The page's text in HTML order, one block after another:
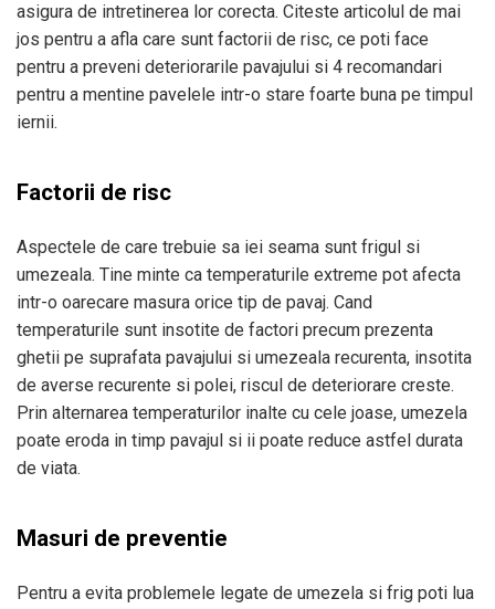
asigura de intretinerea lor corecta. Citeste articolul de mai
jos pentru a afla care sunt factorii de risc, ce poti face
pentru a preveni deteriorarile pavajului si 4 recomandari
pentru a mentine pavelele intr-o stare foarte buna pe timpul
iernii.
Factorii de risc
Aspectele de care trebuie sa iei seama sunt frigul si
umezeala. Tine minte ca temperaturile extreme pot afecta
intr-o oarecare masura orice tip de pavaj. Cand
temperaturile sunt insotite de factori precum prezenta
ghetii pe suprafata pavajului si umezeala recurenta, insotita
de averse recurente si polei, riscul de deteriorare creste.
Prin alternarea temperaturilor inalte cu cele joase, umezela
poate eroda in timp pavajul si ii poate reduce astfel durata
de viata.
Masuri de preventie
Pentru a evita problemele legate de umezela si frig poti lua